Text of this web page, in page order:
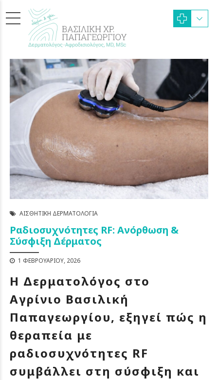
ΑΙΣΘΗΤΙΚΉ ΔΕΡΜΑΤΟΛΟΓΊΑ
Ραδιοσυχνότητες RF: Ανόρθωση &
Σύσφιξη Δέρματος
1 ΦΕΒΡΟΥΑΡΊΟΥ, 2026
Η Δερματολόγος στο
Αγρίνιο Βασιλική
Παπαγεωργίου, εξηγεί πώς η
θεραπεία με
ραδιοσυχνότητες RF
συμβάλλει στη σύσφιξη και